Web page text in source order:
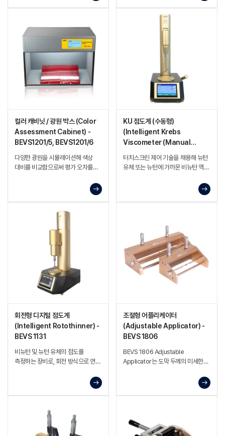
컬러 캐비닛 / 광원 박스 (Color
Assessment Cabinet) -
BEVS1201/5, BEVS1201/6
다양한 광원을 시뮬레이션해 색상
대비를 비교함으로써 평가 오차를
KU 점도계 (수동형)
(Intelligent Krebs
Viscometer (Manual
Type)) - BEVS 1133
터치스크린 제어 기술을 채용해 뉴턴
유체 또는 뉴턴에 가까운 비뉴턴 액체
의 점도를 측정하는 수동형 점도계.
회전형 디지털 점도계
(Intelligent Rotothinner) -
BEVS 1131
비뉴턴 및 뉴턴 유체의 점도를
측정하는 장비로, 회전 방식으로 연속
조절형 어플리케이터
(Adjustable Applicator) -
BEVS 1806
BEVS 1806 Adjustable
Applicator는 도막 두께의 미세한
사용되는 조절식 어플리케이터로,